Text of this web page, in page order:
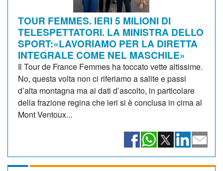
TOUR FEMMES. IERI 5 MILIONI DI
TELESPETTATORI. LA MINISTRA DELLO
SPORT:«LAVORIAMO PER LA DIRETTA
INTEGRALE COME NEL MASCHILE»
Il Tour de France Femmes ha toccato vette altissime.
No, questa volta non ci riferiamo a salite e passi
d’alta montagna ma ai dati d’ascolto, in particolare
della frazione regina che ieri si è conclusa in cima al
Mont Ventoux...